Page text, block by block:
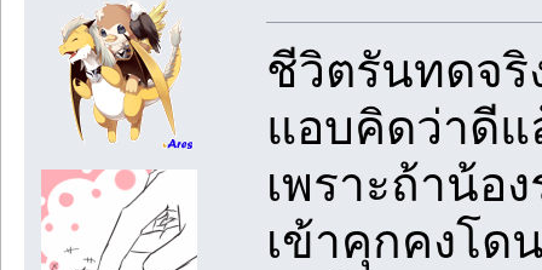
ชีวิตรันทดจริ
แอบคิดว่าดี
เพราะถ้าน้อ
เข้าคุกคงโด